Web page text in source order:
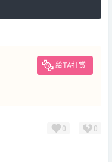
给TA打赏
0 0